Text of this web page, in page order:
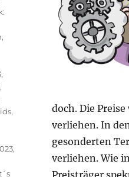
doch. Die
verliehen. In
gesonderten
verliehen. Wie
,
,
,
,
,